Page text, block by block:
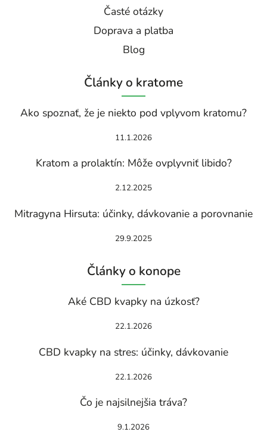
Časté otázky
Doprava a platba
Blog
Články o kratome
Ako spoznať, že je niekto pod vplyvom kratomu?
11.1.2026
Kratom a prolaktín: Môže ovplyvniť libido?
2.12.2025
Mitragyna Hirsuta: účinky, dávkovanie a porovnanie
29.9.2025
Články o konope
Aké CBD kvapky na úzkosť?
22.1.2026
CBD kvapky na stres: účinky, dávkovanie
22.1.2026
Čo je najsilnejšia tráva?
9.1.2026